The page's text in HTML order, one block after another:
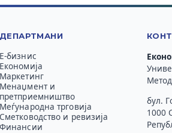
ДЕПАРТМАНИ
Е-бизнис
Економија
Маркетинг
Менаџмент и
претприемништво
Меѓународна трговија
Сметководство и ревизија
Финансии
бул.
1000